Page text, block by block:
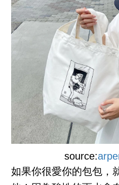
source:
如果你很愛你的包包，